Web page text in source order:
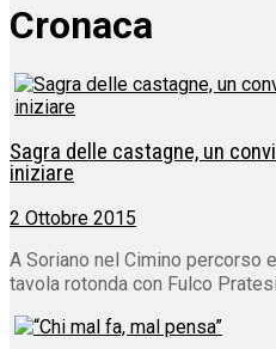
Cronaca
Sagra delle castagne, un
iniziare
2 Ottobre 2015
A Soriano nel Cimino percorso
tavola rotonda con Fulco